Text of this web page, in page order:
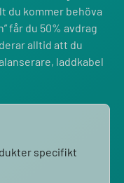
du kommer behöva
får du 50% avdrag
alltid att du
laddkabel
specifikt